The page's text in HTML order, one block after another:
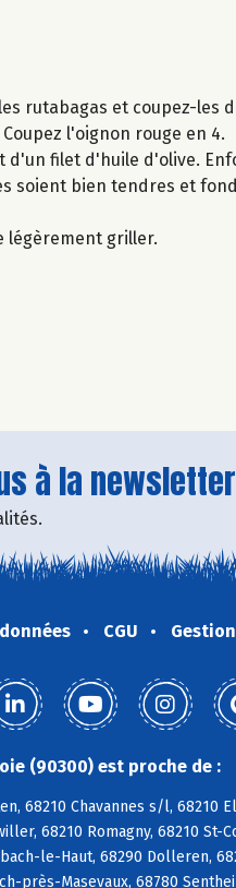
rutabagas et coupez-les
l'oignon rouge en 4.
d'un filet d'huile d'olive.
soient bien tendres et
légèrement griller.
à la
CGU
(90300) est proche de :
68210 Chavannes s/l, 68210
68210 Romagny, 68210
le-Haut, 68290 Dolleren,
près-Masevaux, 68780